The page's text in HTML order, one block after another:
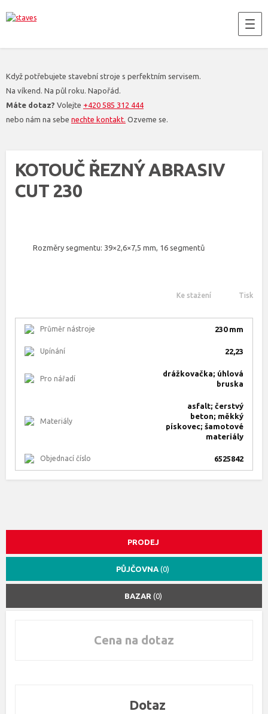
Když potřebujete stavební stroje s perfektním servisem.
Na víkend. Na půl roku. Napořád.
Máte dotaz? Volejte +420 585 312 444
nebo nám na sebe nechte kontakt. Ozveme se.
KOTOUČ ŘEZNÝ ABRASIV
CUT 230
Rozměry segmentu: 39×2,6×7,5 mm, 16 segmentů
Ke stažení Tisk
Průměr nástroje 230 mm
Upínání 22,23
Pro nářadí
drážkovačka; úhlová
bruska
Materiály
asfalt; čerstvý
beton; měkký
pískovec; šamotové
materiály
Objednací číslo 6525842
PRODEJ
PŮJČOVNA (0)
BAZAR (0)
Cena na dotaz
Dotaz